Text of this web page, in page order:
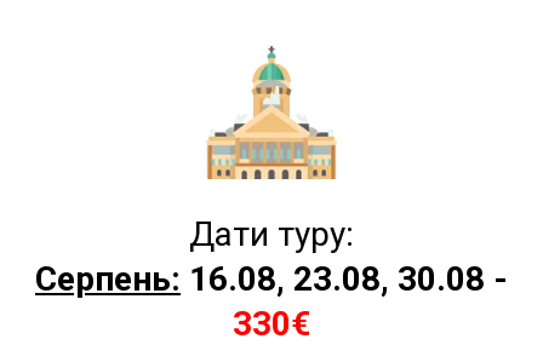
Дати туру:
Серпень: 16.08, 23.08, 30.08 -
330€